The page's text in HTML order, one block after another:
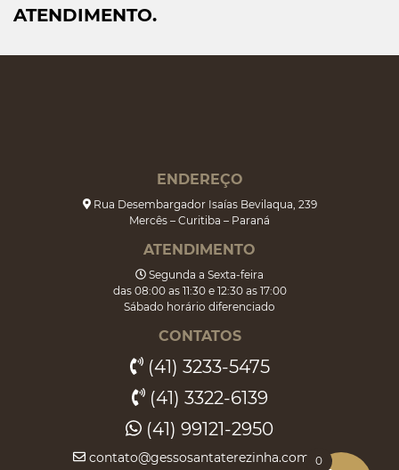
ATENDIMENTO.
ENDEREÇO
Rua Desembargador Isaías Bevilaqua, 239
Mercês – Curitiba – Paraná
ATENDIMENTO
Segunda a Sexta-feira
das 08:00 as 11:30 e 12:30 as 17:00
Sábado horário diferenciado
CONTATOS
(41) 3233-5475
(41) 3322-6139
(41) 99121-2950
contato@gessosantaterezinha.com.br
0